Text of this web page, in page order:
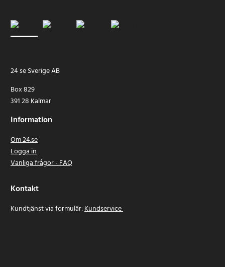
24 se Sverige AB
Box 829
391 28 Kalmar
Information
Om 24.se
Logga in
Vanliga frågor - FAQ
Kontakt
Kundtjänst via formulär:Kundservice